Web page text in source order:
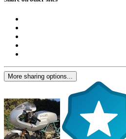
More sharing options...